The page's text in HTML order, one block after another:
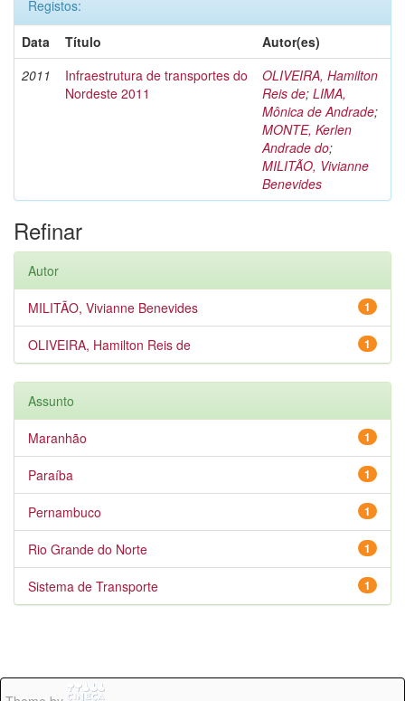
Registos:
Data
Título
Autor(es)
2011
Infraestrutura de transportes do
Nordeste 2011
OLIVEIRA, Hamilton
Reis de; LIMA,
Mônica de Andrade;
MONTE, Kerlen
Andrade do;
MILITÃO, Vivianne
Benevides
Refinar
Autor
1
MILITÃO, Vivianne Benevides
1
OLIVEIRA, Hamilton Reis de
Assunto
1
Maranhão
1
Paraíba
1
Pernambuco
1
Rio Grande do Norte
1
Sistema de Transporte